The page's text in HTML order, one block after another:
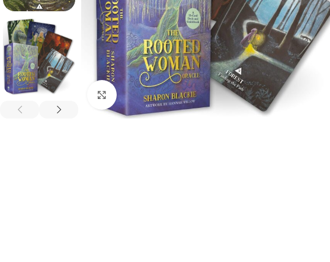
Spustelėkite, kad padidintumėte